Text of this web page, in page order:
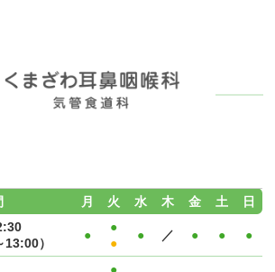
月 火 水 木 金 土
日
）
●
●
●
● ／ ● ● ●
●